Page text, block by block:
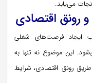
نجات می‌یابد.
رونق اقتصادی
ایجاد فرصت‌های شغلی
این موضوع نه تنها به
رونق اقتصادی، شرایط